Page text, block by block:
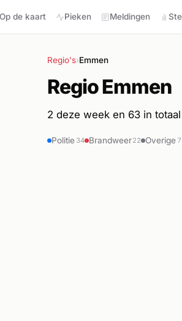
Op de kaart Pieken Meldingen
Regio's›Emmen
Regio Emmen
2 deze week en 63 in
Politie 34 Brandweer22 Overige 7